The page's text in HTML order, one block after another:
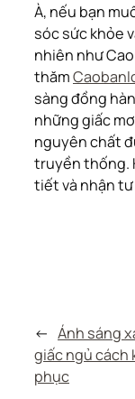
À, nếu bạn
sóc sức khỏe
nhiên như
thăm
sàng đồng
những giấc
nguyên chất
truyền thống.
tiết và nhận
← Ánh sáng
giấc ngủ cách
phục